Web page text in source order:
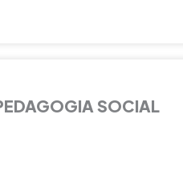
SOCIAL